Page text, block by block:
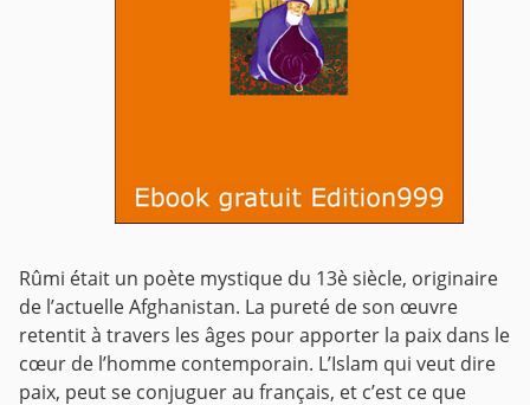
Rûmi était un poète mystique du 13è siècle, originaire
de l’actuelle Afghanistan. La pureté de son œuvre
retentit à travers les âges pour apporter la paix dans le
cœur de l’homme contemporain. L’Islam qui veut dire
paix, peut se conjuguer au français, et c’est ce que